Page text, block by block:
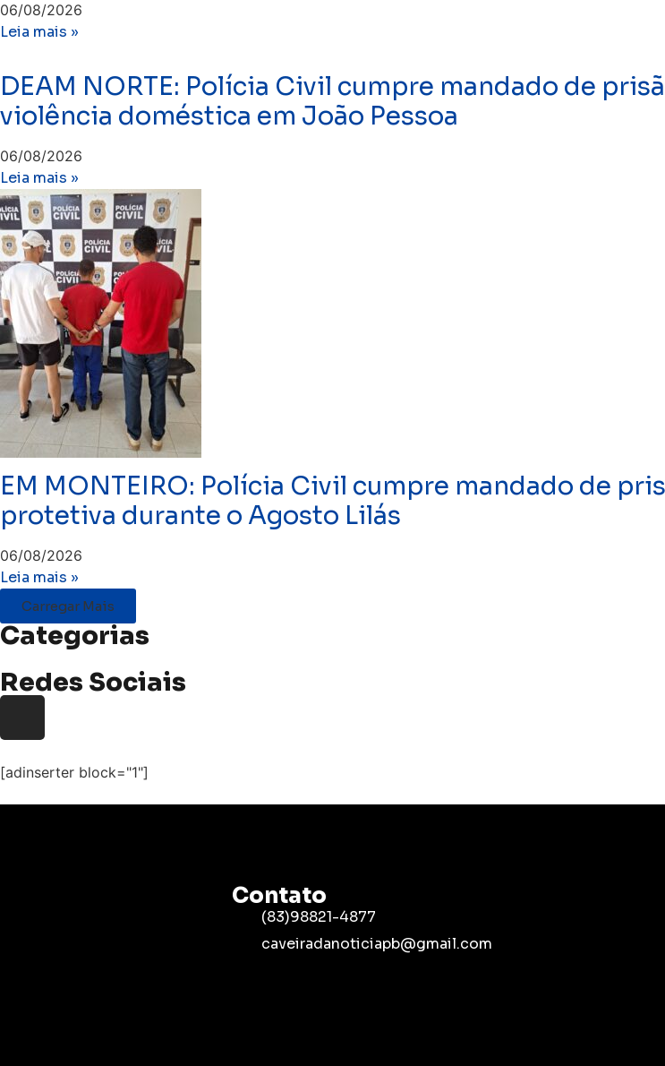
06/08/2026
Leia mais »
DEAM NORTE: Polícia Civil cumpre mandado de
violência doméstica em João Pessoa
06/08/2026
Leia mais »
EM MONTEIRO: Polícia Civil cumpre mandado de
protetiva durante o Agosto Lilás
06/08/2026
Leia mais »
Carregar Mais
Categorias
Redes Sociais
[adinserter block="1"]
Contato
(83)98821-4877
caveiradanoticiapb@gmail.com